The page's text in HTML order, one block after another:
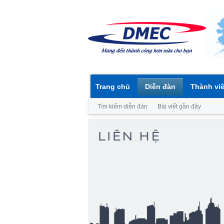
Trang chủ Diễn đàn
Tìm kiếm diễn đàn Bài viết gần đây
Thành